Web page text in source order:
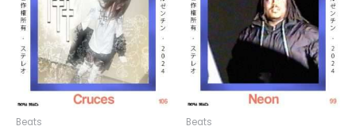
Beats Beats